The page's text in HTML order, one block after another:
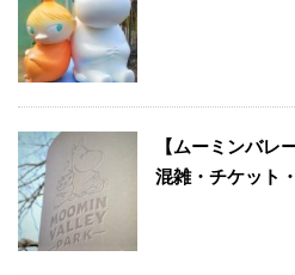
【ムーミンバレ
混雑・チケット